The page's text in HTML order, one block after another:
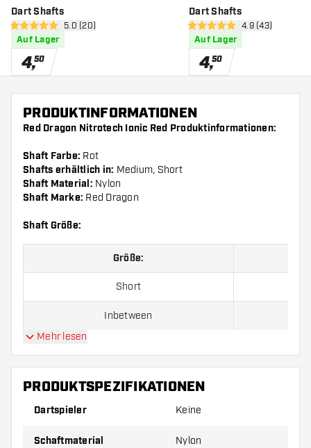
Dart Shafts
Bewertungsbereich öffnen
5 Bewertungssterne
5.0 (20)
Auf Lager
4,50
Dart Shafts
4.9 Bewertungssterne
4.9 (43)
Auf Lager
4,50
PRODUKTINFORMATIONEN
Red Dragon Nitrotech Ionic Red Produktinformationen:
Shaft Farbe: Rot
Shafts erhältlich in: Medium, Short
Shaft Material: Nylon
Shaft Marke: Red Dragon
Shaft Größe:
Größe:
Short
Inbetween
Preise gelten jeweils für ein Set (1 Set = 3 Stück).
Mehr lesen
PRODUKTSPEZIFIKATIONEN
Dartspieler Keine
Schaftmaterial Nylon